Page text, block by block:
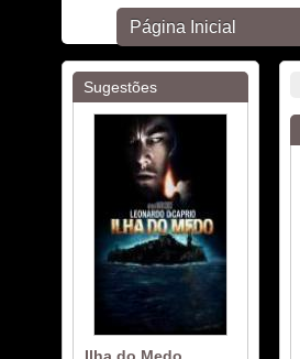
Sugestões
Página Inicial